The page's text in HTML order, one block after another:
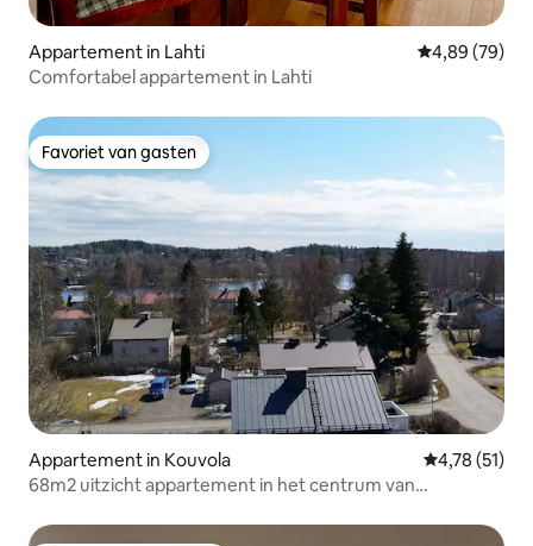
Appartement in Lahti Gemiddelde
4,89 (79)
Comfortabel appartement in Lahti
Favoriet van gasten
Favoriet van gasten
Appartement in Kouvola Gemiddelde
4,78 (51)
68m2 uitzicht appartement in het centrum van